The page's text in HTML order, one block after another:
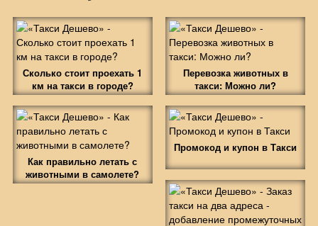
Сколько стоит проехать 1
км на такси в городе?
Перевозка животных в
такси: Можно ли?
Как правильно летать с
животными в самолете?
Промокод и купон в Такси